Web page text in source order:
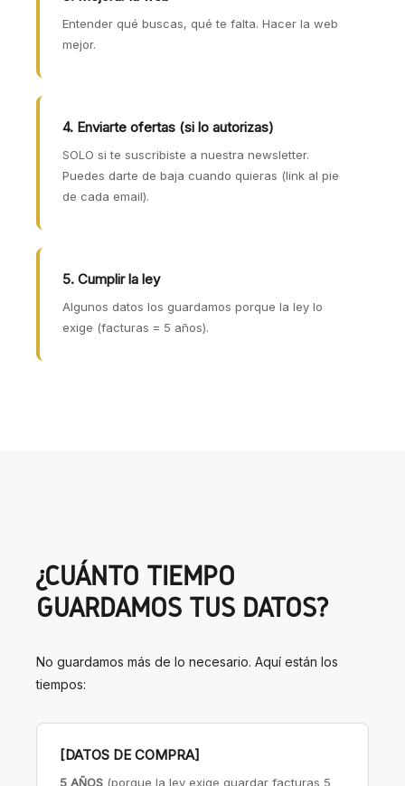
Entender qué buscas, qué te falta. Hacer la web
mejor.
4. Enviarte ofertas (si lo autorizas)
SOLO si te suscribiste a nuestra newsletter.
Puedes darte de baja cuando quieras (link al pie
de cada email).
5. Cumplir la ley
Algunos datos los guardamos porque la ley lo
exige (facturas = 5 años).
¿CUÁNTO TIEMPO
GUARDAMOS TUS DATOS?
No guardamos más de lo necesario. Aquí están los
tiempos:
[DATOS DE COMPRA]
5 AÑOS (porque la ley exige guardar facturas 5